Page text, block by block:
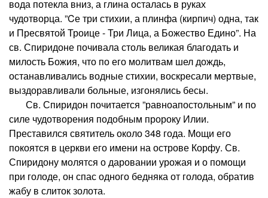
вода потекла вниз, а глина осталась в руках
чудотворца. ”Cе три стихии, а плинфа (кирпич) одна, так
и Пресвятой Троице - Три Лица, а Божество Едино”. На
св. Спиридоне почивала столь великая благодать и
милость Божия, что по его молитвам шел дождь,
останавливались водные стихии, воскресали мертвые,
выздоравливали больные, изгонялись бесы.
Св. Спиридон почитается ”равноапостольным” и по
силе чудотворения подобным пророку Илии.
Преставился святитель около 348 года. Мощи его
покоятся в церкви его имени на острове Корфу. Св.
Спиридону молятся о даровании урожая и о помощи
при голоде, он спас одного бедняка от голода, обратив
жабу в слиток золота.